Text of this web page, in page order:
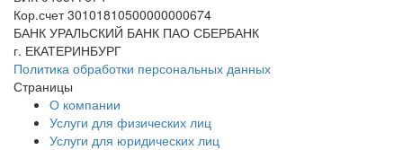
Кор.счет 30101810500000000674
БАНК УРАЛЬСКИЙ БАНК ПАО СБЕРБАНК
г. ЕКАТЕРИНБУРГ
Политика обработки персональных данных
Страницы
О компании
Услуги для физических лиц
Услуги для юридических лиц